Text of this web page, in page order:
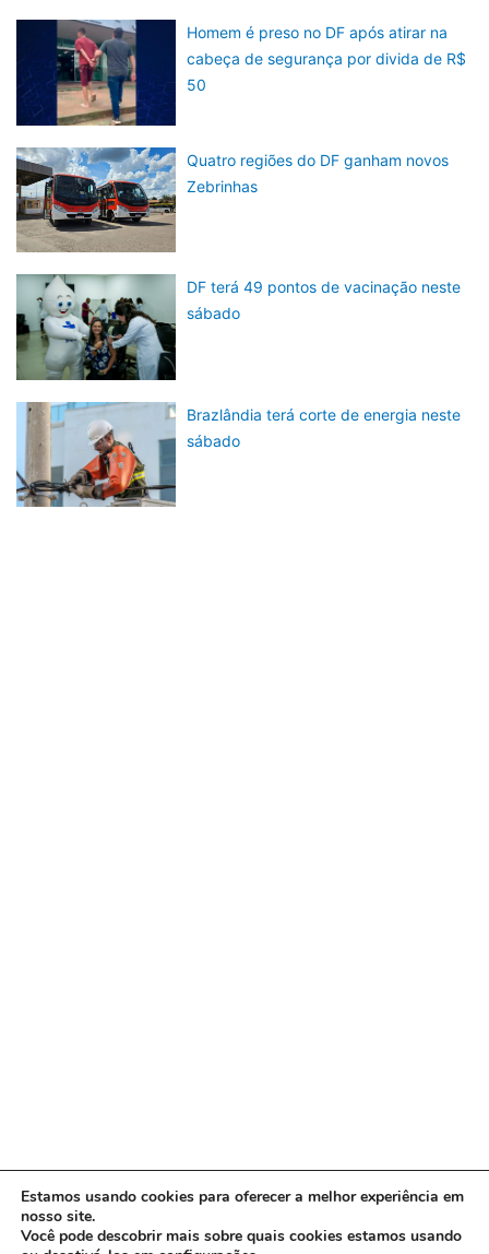
Homem é preso no DF após atirar na
cabeça de segurança por divida de R$
50
Quatro regiões do DF ganham novos
Zebrinhas
DF terá 49 pontos de vacinação neste
sábado
Brazlândia terá corte de energia neste
sábado
Estamos usando cookies para oferecer a melhor experiência em
nosso site.
Você pode descobrir mais sobre quais cookies estamos usando